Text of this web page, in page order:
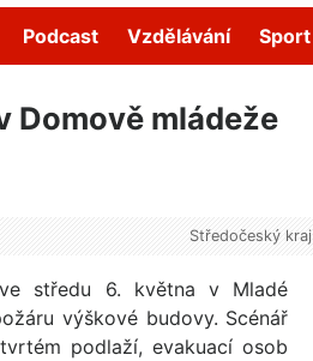
Podcast Vzdělávání Sport
Domově mládeže
Středočeský kraj
středu 6. května v Mladé
výškové budovy. Scénář
podlaží, evakuací osob